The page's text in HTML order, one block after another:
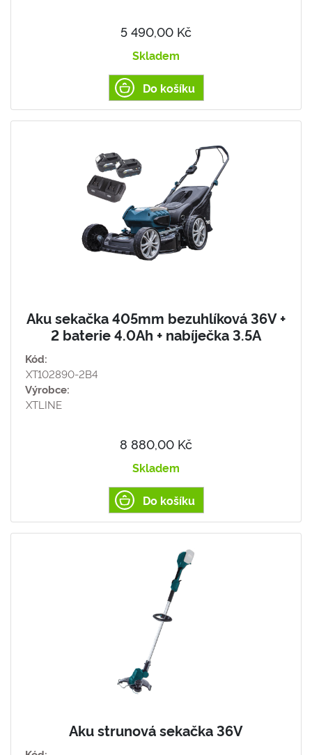
5 490,00 Kč
Skladem
Do košíku
Aku sekačka 405mm bezuhlíková 36V +
2 baterie 4.0Ah + nabíječka 3.5A
Kód:
XT102890-2B4
Výrobce:
XTLINE
8 880,00 Kč
Skladem
Do košíku
Aku strunová sekačka 36V